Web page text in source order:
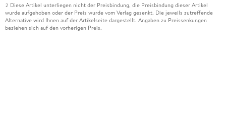
2 Diese Artikel unterliegen nicht der Preisbindung, die Preisbindung dieser Artikel
wurde aufgehoben oder der Preis wurde vom Verlag gesenkt. Die jeweils zutreffende
Alternative wird Ihnen auf der Artikelseite dargestellt. Angaben zu Preissenkungen
beziehen sich auf den vorherigen Preis.